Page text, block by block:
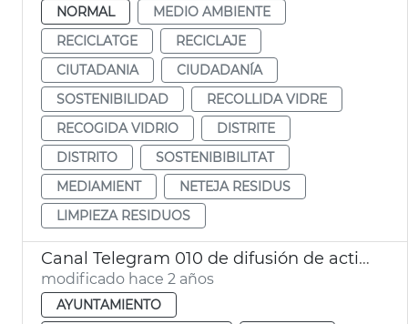
NORMAL
MEDIO AMBIENTE
RECICLATGE
RECICLAJE
CIUTADANIA
CIUDADANÍA
SOSTENIBILIDAD
RECOLLIDA VIDRE
RECOGIDA VIDRIO
DISTRITE
DISTRITO
SOSTENIBIBILITAT
MEDIAMIENT
NETEJA RESIDUS
LIMPIEZA RESIDUOS
Canal Telegram 010 de difusión de actividades
modificado hace 2 años
AYUNTAMIENTO